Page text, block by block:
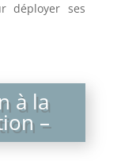
déployer ses
à la
–